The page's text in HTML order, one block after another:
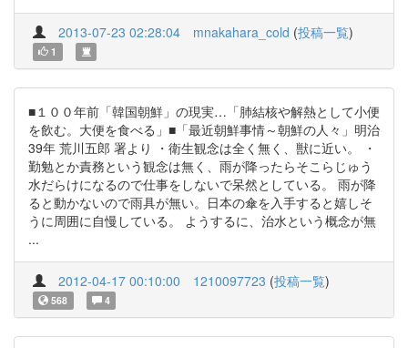
2013-07-23 02:28:04 mnakahara_cold (投稿一覧)
1
■１００年前「韓国朝鮮」の現実…「肺結核や解熱として小便
を飲む。大便を食べる」■「最近朝鮮事情～朝鮮の人々」明治
39年 荒川五郎 署より ・衛生観念は全く無く、獣に近い。 ・
勤勉とか責務という観念は無く、雨が降ったらそこらじゅう
水だらけになるので仕事をしないで呆然としている。 雨が降
ると動かないので雨具が無い。日本の傘を入手すると嬉しそ
うに周囲に自慢している。 ようするに、治水という概念が無
...
2012-04-17 00:10:00 1210097723 (投稿一覧)
568 4